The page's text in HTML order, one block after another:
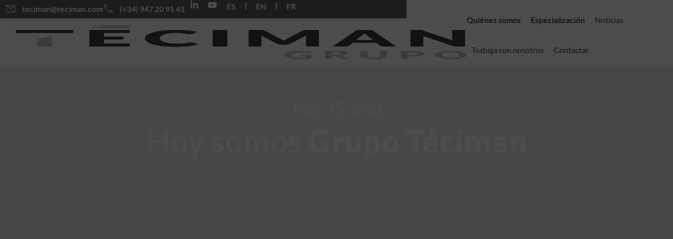
teciman@teciman.com (+34) 947 20 91 41 ES EN
FR
Quiénes somos
Especialización Noticias
Trabaja con nosotros Contactar